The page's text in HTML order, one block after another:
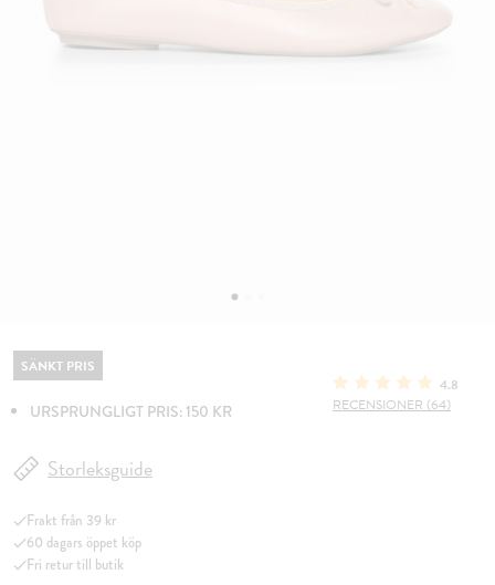
SÄNKT PRIS
URSPRUNGLIGT PRIS: 150 KR
4.8
RECENSIONER (64)
Storleksguide
Frakt från 39 kr
60 dagars öppet köp
Fri retur till butik